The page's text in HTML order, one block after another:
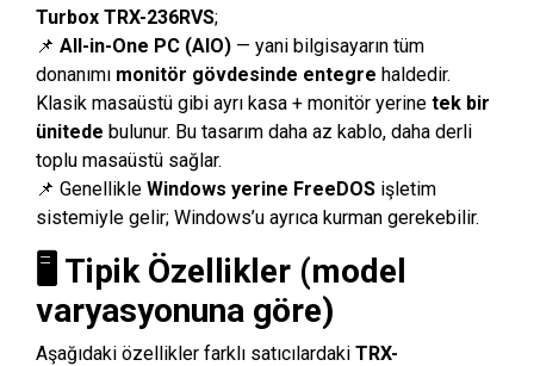
Turbox TRX-236RVS;
📌 All-in-One PC (AIO) — yani bilgisayarın tüm
donanımı monitör gövdesinde entegre haldedir.
Klasik masaüstü gibi ayrı kasa + monitör yerine tek bir
ünitede bulunur. Bu tasarım daha az kablo, daha derli
toplu masaüstü sağlar.
📌 Genellikle Windows yerine FreeDOS işletim
sistemiyle gelir; Windows’u ayrıca kurman gerekebilir.
🖥️ Tipik Özellikler (model
varyasyonuna göre)
Aşağıdaki özellikler farklı satıcılardaki TRX-